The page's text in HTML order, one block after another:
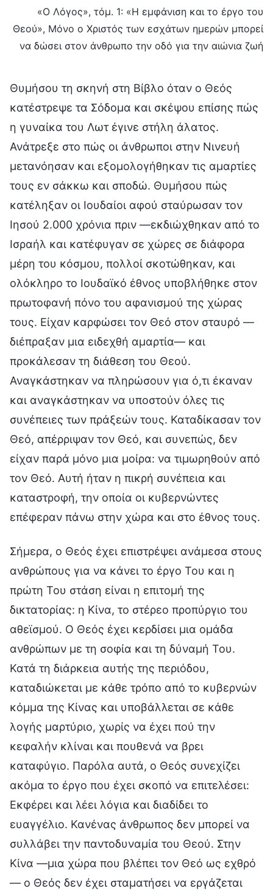
«Ο Λόγος», τόμ. 1: «Η εμφάνιση και το έργο του
Θεού», Μόνο ο Χριστός των εσχάτων ημερών μπορεί
να δώσει στον άνθρωπο την οδό για την αιώνια ζωή
Θυμήσου τη σκηνή στη Βίβλο όταν ο Θεός
κατέστρεψε τα Σόδομα και σκέψου επίσης πώς
η γυναίκα του Λωτ έγινε στήλη άλατος.
Ανάτρεξε στο πώς οι άνθρωποι στην Νινευή
μετανόησαν και εξομολογήθηκαν τις αμαρτίες
τους εν σάκκω και σποδώ. Θυμήσου πώς
κατέληξαν οι Ιουδαίοι αφού σταύρωσαν τον
Ιησού 2.000 χρόνια πριν —εκδιώχθηκαν από το
Ισραήλ και κατέφυγαν σε χώρες σε διάφορα
μέρη του κόσμου, πολλοί σκοτώθηκαν, και
ολόκληρο το Ιουδαϊκό έθνος υποβλήθηκε στον
πρωτοφανή πόνο του αφανισμού της χώρας
τους. Είχαν καρφώσει τον Θεό στον σταυρό —
διέπραξαν μια ειδεχθή αμαρτία— και
προκάλεσαν τη διάθεση του Θεού.
Αναγκάστηκαν να πληρώσουν για ό,τι έκαναν
και αναγκάστηκαν να υποστούν όλες τις
συνέπειες των πράξεών τους. Καταδίκασαν τον
Θεό, απέρριψαν τον Θεό, και συνεπώς, δεν
είχαν παρά μόνο μια μοίρα: να τιμωρηθούν από
τον Θεό. Αυτή ήταν η πικρή συνέπεια και
καταστροφή, την οποία οι κυβερνώντες
επέφεραν πάνω στην χώρα και στο έθνος τους.
Σήμερα, ο Θεός έχει επιστρέψει ανάμεσα στους
ανθρώπους για να κάνει το έργο Του και η
πρώτη Του στάση είναι η επιτομή της
δικτατορίας: η Κίνα, το στέρεο προπύργιο του
αθεϊσμού. Ο Θεός έχει κερδίσει μια ομάδα
ανθρώπων με τη σοφία και τη δύναμή Του.
Κατά τη διάρκεια αυτής της περιόδου,
καταδιώκεται με κάθε τρόπο από το κυβερνών
κόμμα της Κίνας και υποβάλλεται σε κάθε
λογής μαρτύριο, χωρίς να έχει πού την
κεφαλήν κλίναι και πουθενά να βρει
καταφύγιο. Παρόλα αυτά, ο Θεός συνεχίζει
ακόμα το έργο που έχει σκοπό να επιτελέσει:
Εκφέρει και λέει λόγια και διαδίδει το
ευαγγέλιο. Κανένας άνθρωπος δεν μπορεί να
συλλάβει την παντοδυναμία του Θεού. Στην
Κίνα —μια χώρα που βλέπει τον Θεό ως εχθρό
— ο Θεός δεν έχει σταματήσει να εργάζεται